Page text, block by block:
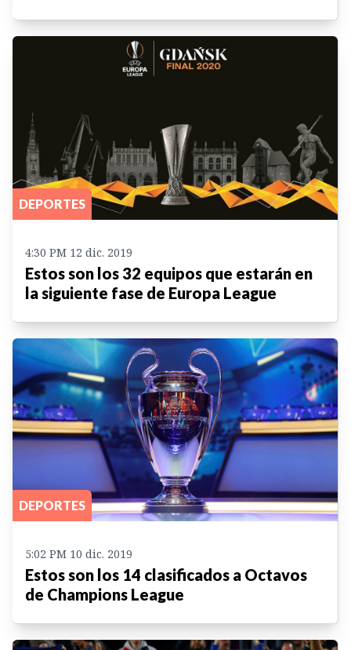
DEPORTES
4:30 PM 12 dic. 2019
Estos son los 32 equipos que estarán en
la siguiente fase de Europa League
DEPORTES
5:02 PM 10 dic. 2019
Estos son los 14 clasificados a Octavos
de Champions League